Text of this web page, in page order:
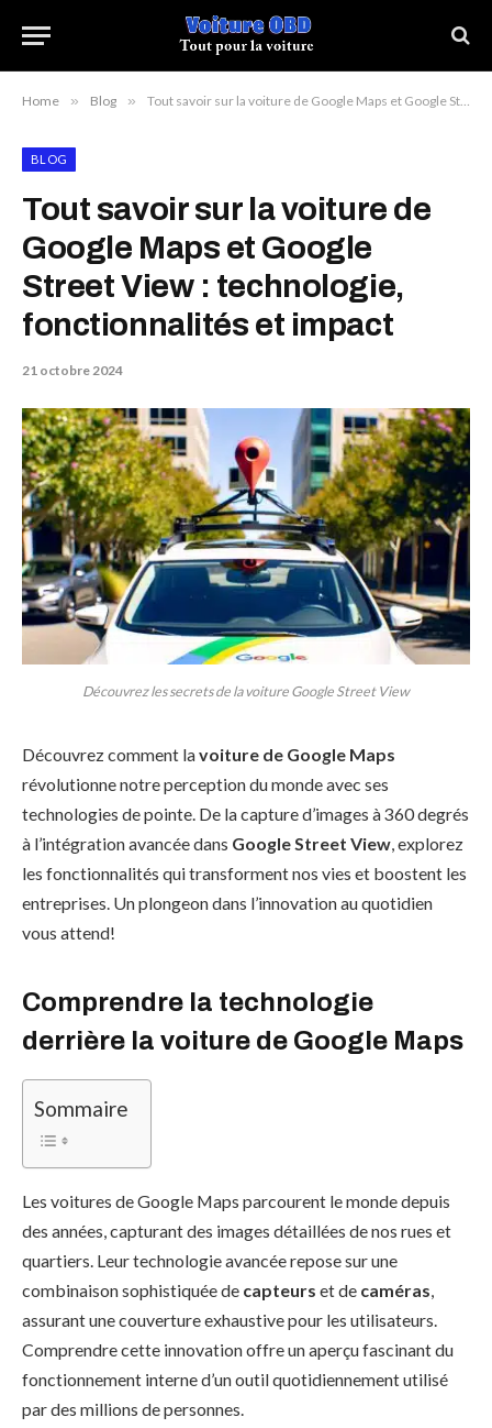
Home » Blog » Tout savoir sur la voiture de Google Maps et Google Street View : technologie, fonctionnalités et impact
BLOG
Tout savoir sur la voiture de
Google Maps et Google
Street View : technologie,
fonctionnalités et impact
21 octobre 2024
Découvrez les secrets de la voiture Google Street View
Découvrez comment lavoiture de Google Maps
révolutionne notre perception du monde avec ses
technologies de pointe. De la capture d’images à 360 degrés
à l’intégration avancée dans Google Street View, explorez
les fonctionnalités qui transforment nos vies et boostent les
entreprises. Un plongeon dans l’innovation au quotidien
vous attend!
Comprendre la technologie
derrière la voiture de Google Maps
Sommaire
Les voitures de Google Maps parcourent le monde depuis
des années, capturant des images détaillées de nos rues et
quartiers. Leur technologie avancée repose sur une
combinaison sophistiquée de capteurs et de caméras,
assurant une couverture exhaustive pour les utilisateurs.
Comprendre cette innovation offre un aperçu fascinant du
fonctionnement interne d’un outil quotidiennement utilisé
par des millions de personnes.